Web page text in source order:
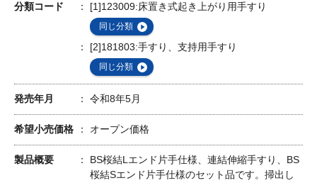
分類コード [1]123009:床置き式起き上がり用手すり
同じ分類
[2]181803:手すり、支持用手すり
同じ分類
発売年月 令和8年5月
希望小売価格 オープン価格
製品概要
BS桜結Lエンド片手仕様、連結伸縮手すり、BS
桜結Sエンド片手仕様のセット品です。掃出し